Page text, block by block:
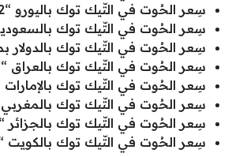
سِعر الحُوت في التّيك توك باليورو “23.2 يورو”.
سِعر الحُوت في التّيك توك بالسعودية “91.5
سِعر الحُوت في التّيك توك بالدولار بمصر
سِعر الحُوت في التّيك توك بالعراق “319.7 دينار”.
سِعر الحُوت في التّيك توك بالإمارات “89.6
سِعر الحُوت في التّيك توك بالمغربي “250.67
سِعر الحُوت في التّيك توك بالجزائر “3356 دينار”.
سِعر الحُوت في التّيك توك بالكويت “7.54